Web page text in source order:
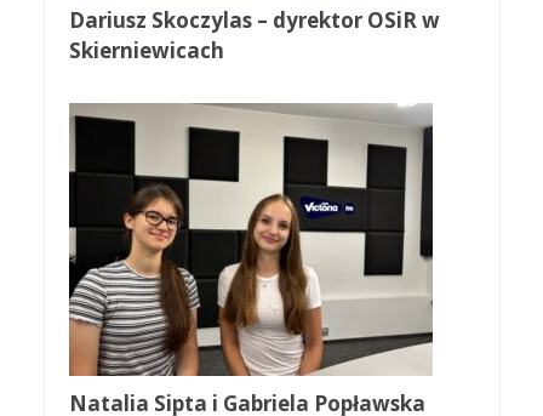
Dariusz Skoczylas – dyrektor OSiR w
Skierniewicach
Natalia Sipta i Gabriela Popławska